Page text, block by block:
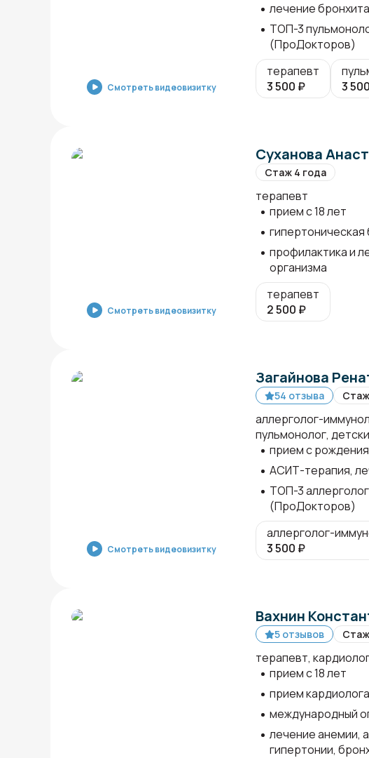
Смотреть видеовизитку
лечение
ТОП-3
(ПроДокторов)
терапевт
3 500 ₽
3 500
Смотреть видеовизитку
Суханова
Стаж 4 года
терапевт
прием с 18 лет
профилактика и
организма
терапевт
2 500 ₽
Смотреть видеовизитку
Загайнова
54 отзыва
аллерголог-
пульмонолог,
прием с рождения
АСИТ-терапия,
ТОП-3
(ПроДокторов)
аллерголог-
3 500 ₽
Вахнин
5 отзывов
терапевт,
прием с 18 лет
прием
международный
лечение анемии,
гипертонии,